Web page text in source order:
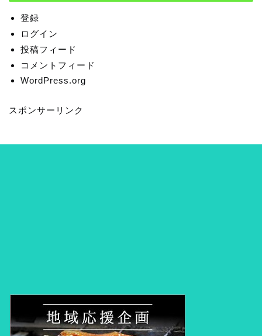
登録
ログイン
投稿フィード
コメントフィード
WordPress.org
スポンサーリンク